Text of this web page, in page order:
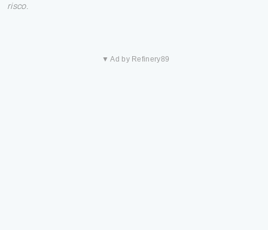
risco.
▼ Ad by Refinery89